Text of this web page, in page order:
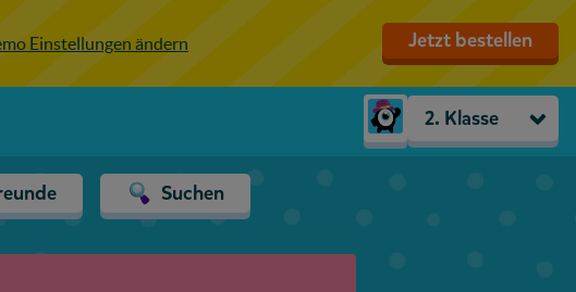
Einstellungen ändern Jetzt bestellen
2. Klasse
Suchen